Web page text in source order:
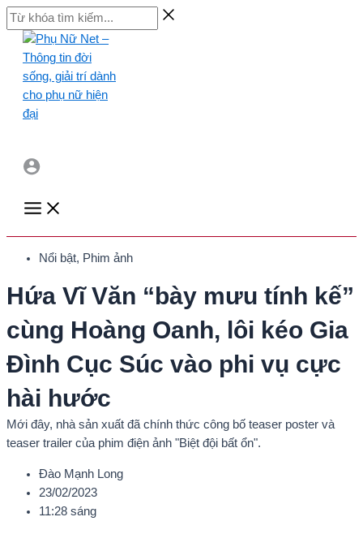
Skip
to
content
Từ
khóa
kiếm...
Main
Menu
Nổi bật, Phim ảnh
Hứa Vĩ Văn “bày mưu tính kế”
cùng Hoàng Oanh, lôi kéo Gia
Đình Cục Súc vào phi vụ cực
hài hước
Mới đây, nhà sản xuất đã chính thức công bố teaser poster và
teaser trailer của phim điện ảnh "Biệt đội bất ổn".
Đào Mạnh Long
23/02/2023
11:28 sáng